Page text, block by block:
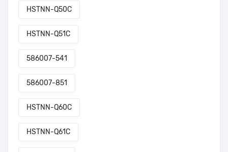
HSTNN-Q50C
HSTNN-Q51C
586007-541
586007-851
HSTNN-Q60C
HSTNN-Q61C